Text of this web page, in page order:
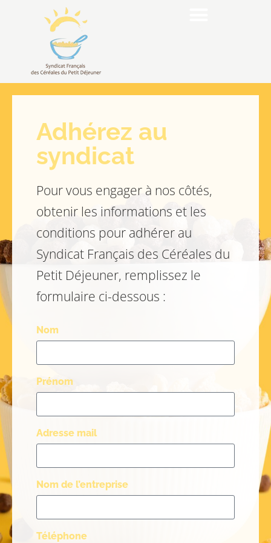
Adhérez au
syndicat
Pour vous engager à nos côtés,
obtenir les informations et les
conditions pour adhérer au
Syndicat Français des Céréales du
Petit Déjeuner, remplissez le
formulaire ci-dessous :
Nom
Prénom
Adresse mail
Nom de l’entreprise
Téléphone